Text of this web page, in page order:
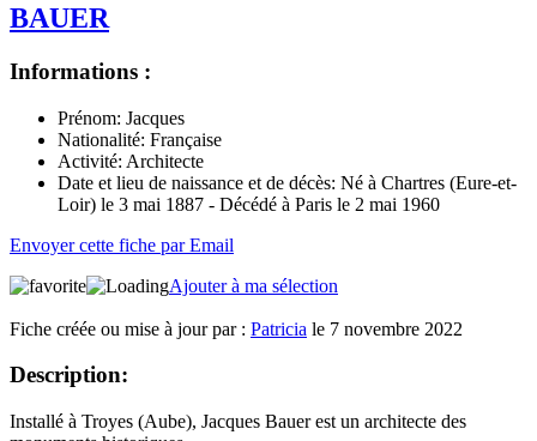
BAUER
Informations :
Prénom: Jacques
Nationalité: Française
Activité: Architecte
Date et lieu de naissance et de décès: Né à Chartres (Eure-et-
Loir) le 3 mai 1887 - Décédé à Paris le 2 mai 1960
Envoyer cette fiche par Email
Ajouter à ma sélection
Fiche créée ou mise à jour par : Patricia le 7 novembre 2022
Description:
Installé à Troyes (Aube), Jacques Bauer est un architecte des